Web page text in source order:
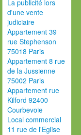
La publicité lors
d'une vente
judiciaire
Appartement 39
rue Stephenson
75018 Paris
Appartement 8 rue
de la Jussienne
75002 Paris
Appartement rue
Kilford 92400
Courbevoie
Local commercial
11 rue de l'Eglise